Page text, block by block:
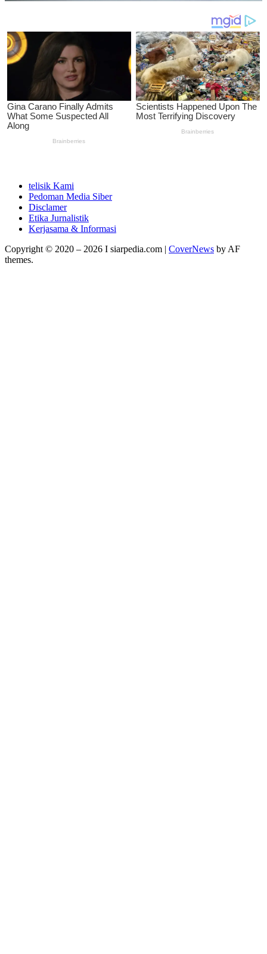
telisik Kami
Pedoman Media Siber
Disclamer
Etika Jurnalistik
Kerjasama & Informasi
Copyright © 2020 – 2026 I siarpedia.com | CoverNews by AF
themes.